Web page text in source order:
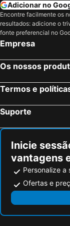
Hotéis em Fonyód
Hotéis em
Hotéis em
Hotéis em
Hotéis em
Hotéis em Inárcs
Hotéis em
Adicionar no
Encontre facilmente os
resultados: adicione o
fonte preferencial no
Empresa
Os nossos
Termos e
Suporte
Inicie
vantagens
Personalize a
Ofertas e